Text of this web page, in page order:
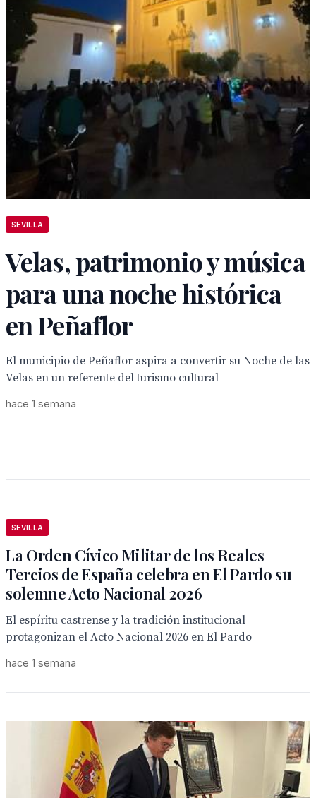
SEVILLA
Velas, patrimonio y música
para una noche histórica
en Peñaflor
El municipio de Peñaflor aspira a convertir su Noche de las
Velas en un referente del turismo cultural
hace 1 semana
SEVILLA
La Orden Cívico Militar de los Reales
Tercios de España celebra en El Pardo su
solemne Acto Nacional 2026
El espíritu castrense y la tradición institucional
protagonizan el Acto Nacional 2026 en El Pardo
hace 1 semana